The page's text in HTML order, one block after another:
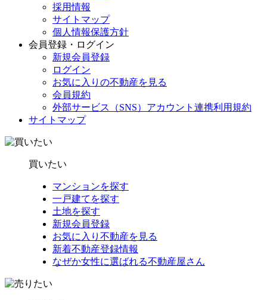
採用情報
サイトマップ
個人情報保護方針
会員登録・ログイン
新規会員登録
ログイン
お気に入りの不動産を見る
会員規約
外部サービス（SNS）アカウント連携利用規約
サイトマップ
買いたい
マンションを探す
一戸建てを探す
土地を探す
新規会員登録
お気に入り不動産を見る
新着不動産登録情報
なぜか女性に選ばれる不動産屋さん